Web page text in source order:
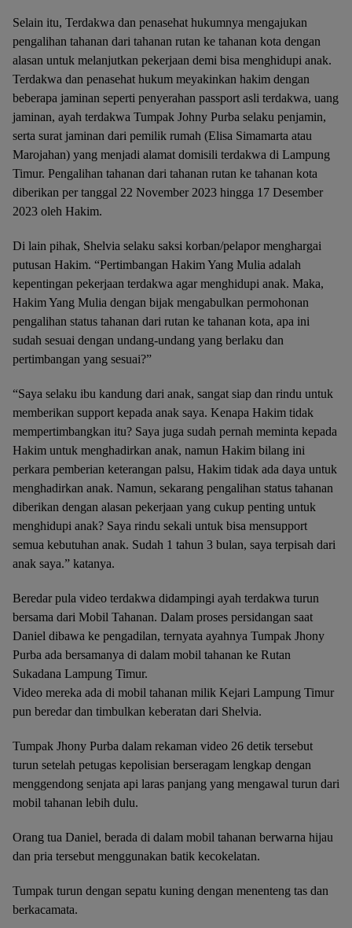
Selain itu, Terdakwa dan penasehat hukumnya mengajukan
pengalihan tahanan dari tahanan rutan ke tahanan kota dengan
alasan untuk melanjutkan pekerjaan demi bisa menghidupi anak.
Terdakwa dan penasehat hukum meyakinkan hakim dengan
beberapa jaminan seperti penyerahan passport asli terdakwa, uang
jaminan, ayah terdakwa Tumpak Johny Purba selaku penjamin,
serta surat jaminan dari pemilik rumah (Elisa Simamarta atau
Marojahan) yang menjadi alamat domisili terdakwa di Lampung
Timur. Pengalihan tahanan dari tahanan rutan ke tahanan kota
diberikan per tanggal 22 November 2023 hingga 17 Desember
2023 oleh Hakim.
Di lain pihak, Shelvia selaku saksi korban/pelapor menghargai
putusan Hakim. “Pertimbangan Hakim Yang Mulia adalah
kepentingan pekerjaan terdakwa agar menghidupi anak. Maka,
Hakim Yang Mulia dengan bijak mengabulkan permohonan
pengalihan status tahanan dari rutan ke tahanan kota, apa ini
sudah sesuai dengan undang-undang yang berlaku dan
pertimbangan yang sesuai?”
“Saya selaku ibu kandung dari anak, sangat siap dan rindu untuk
memberikan support kepada anak saya. Kenapa Hakim tidak
mempertimbangkan itu? Saya juga sudah pernah meminta kepada
Hakim untuk menghadirkan anak, namun Hakim bilang ini
perkara pemberian keterangan palsu, Hakim tidak ada daya untuk
menghadirkan anak. Namun, sekarang pengalihan status tahanan
diberikan dengan alasan pekerjaan yang cukup penting untuk
menghidupi anak? Saya rindu sekali untuk bisa mensupport
semua kebutuhan anak. Sudah 1 tahun 3 bulan, saya terpisah dari
anak saya.” katanya.
Beredar pula video terdakwa didampingi ayah terdakwa turun
bersama dari Mobil Tahanan. Dalam proses persidangan saat
Daniel dibawa ke pengadilan, ternyata ayahnya Tumpak Jhony
Purba ada bersamanya di dalam mobil tahanan ke Rutan
Sukadana Lampung Timur.
Video mereka ada di mobil tahanan milik Kejari Lampung Timur
pun beredar dan timbulkan keberatan dari Shelvia.
Tumpak Jhony Purba dalam rekaman video 26 detik tersebut
turun setelah petugas kepolisian berseragam lengkap dengan
menggendong senjata api laras panjang yang mengawal turun dari
mobil tahanan lebih dulu.
Orang tua Daniel, berada di dalam mobil tahanan berwarna hijau
dan pria tersebut menggunakan batik kecokelatan.
Tumpak turun dengan sepatu kuning dengan menenteng tas dan
berkacamata.